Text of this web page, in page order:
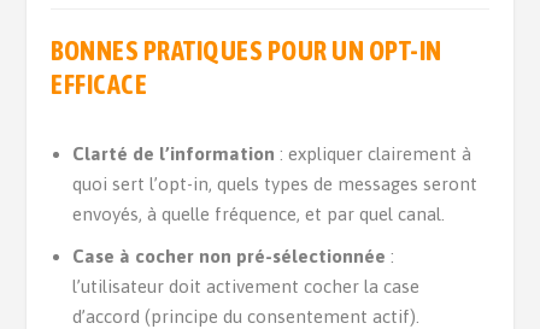
BONNES PRATIQUES POUR UN OPT-IN
EFFICACE
Clarté de l’information : expliquer clairement à
quoi sert l’opt-in, quels types de messages seront
envoyés, à quelle fréquence, et par quel canal.
Case à cocher non pré-sélectionnée :
l’utilisateur doit activement cocher la case
d’accord (principe du consentement actif).